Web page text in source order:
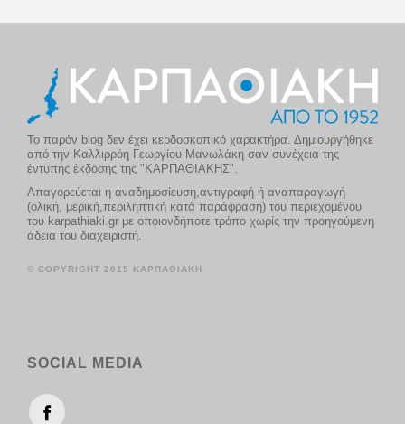
Το παρόν blog δεν έχει κερδοσκοπικό χαρακτήρα. Δημιουργήθηκε
από την Καλλιρρόη Γεωργίου-Μανωλάκη σαν συνέχεια της
έντυπης έκδοσης της "ΚΑΡΠΑΘΙΑΚΗΣ".
Απαγορεύεται η αναδημοσίευση,αντιγραφή ή αναπαραγωγή
(ολική, μερική,περιληπτική κατά παράφραση) του περιεχομένου
του karpathiaki.gr με οποιονδήποτε τρόπο χωρίς την προηγούμενη
άδεια του διαχειριστή.
© COPYRIGHT 2015 ΚΑΡΠΑΘΙΑΚΗ
SOCIAL MEDIA